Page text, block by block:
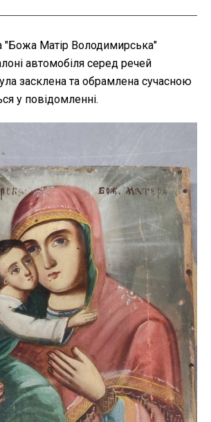
"Божа Матір Володимирська"
автомобіля серед речей
засклена та обрамлена сучасною
у повідомленні.